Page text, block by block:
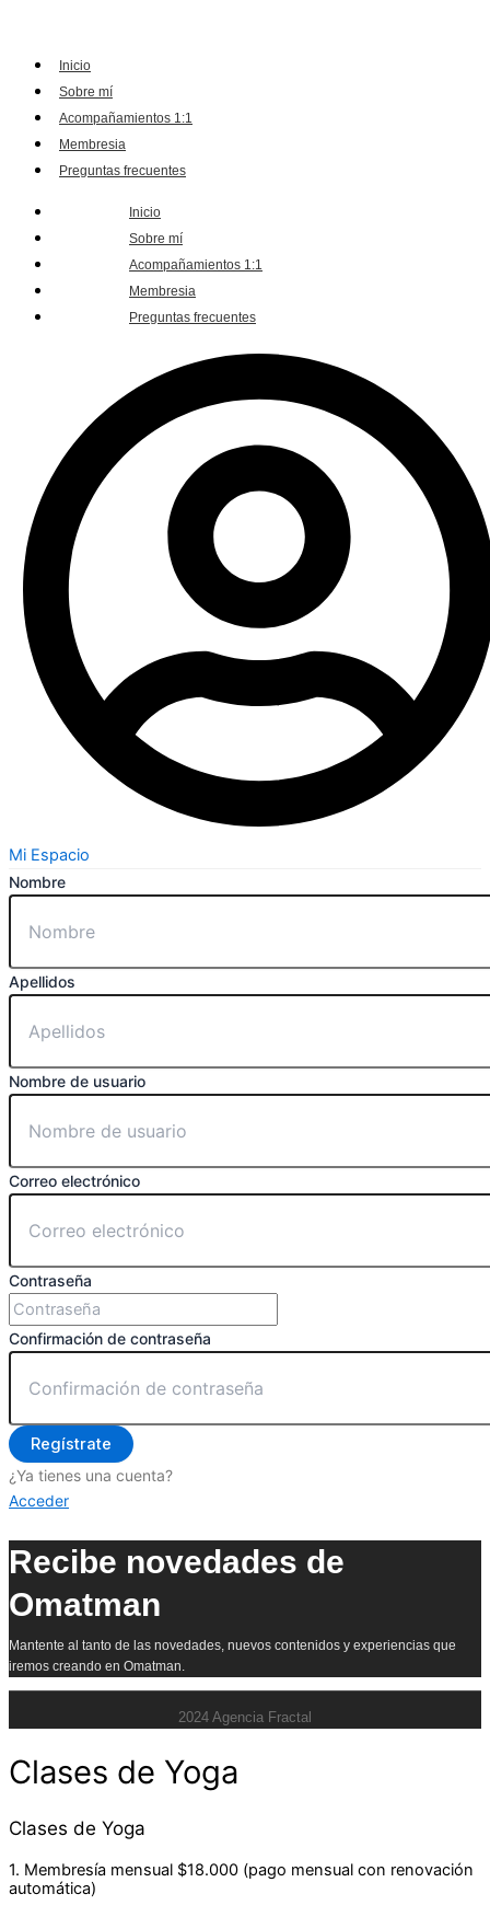
Inicio
Sobre mí
Acompañamientos 1:1
Membresia
Preguntas frecuentes
Inicio
Sobre mí
Acompañamientos 1:1
Membresia
Preguntas frecuentes
Mi Espacio
Nombre
Apellidos
Nombre de usuario
Correo electrónico
Contraseña
Confirmación de contraseña
Regístrate
¿Ya tienes una cuenta?
Acceder
Recibe novedades de
Omatman
Mantente al tanto de las novedades, nuevos contenidos y experiencias que
iremos creando en Omatman.
2024 Agencia Fractal
Clases de Yoga
Clases de Yoga
1. Membresía mensual $18.000 (pago mensual con renovación
automática)